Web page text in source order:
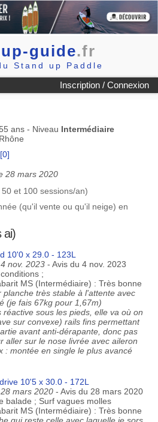
guide.fr
Stand up Paddle
Inscription / Connexion
ans - Niveau Intermédiaire
28 mars 2020
et 100 sessions/an)
(qu'il vente ou qu'il neige) en
ai)
10'0 x 29.0 - 123L
nov. 2023 - Avis du 4 nov. 2023
;
MS (Intermédiaire) : Très bonne
planche très stable à l'attente avec
(je fais 67kg pour 1,67m)
sous les pieds, elle va où on
sur convexe) rails fins permettant
avant anti-dérapante, donc pas
aller sur le nose livrée avec aileron
: montée en single le plus avancé
10'5 x 30.0 - 172L
mars 2020 - Avis du 28 mars 2020
balade ; Surf vagues molles
MS (Intermédiaire) : Très bonne